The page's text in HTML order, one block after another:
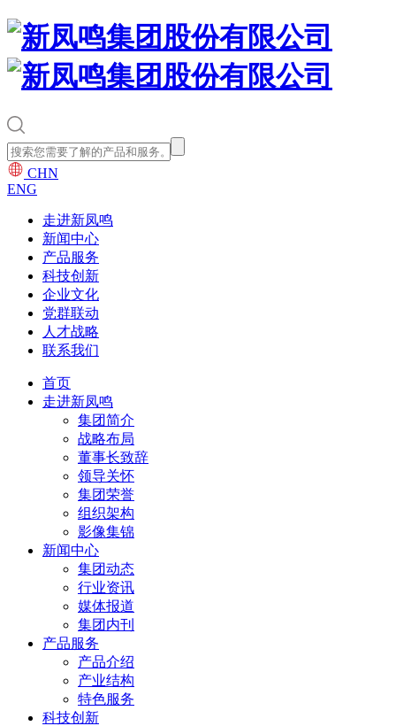
CHN
ENG
走进新凤鸣
新闻中心
产品服务
科技创新
企业文化
党群联动
人才战略
联系我们
首页
走进新凤鸣
集团简介
战略布局
董事长致辞
领导关怀
集团荣誉
组织架构
影像集锦
新闻中心
集团动态
行业资讯
媒体报道
集团内刊
产品服务
产品介绍
产业结构
特色服务
科技创新